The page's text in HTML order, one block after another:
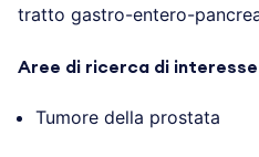
tratto gastro-entero-
Aree di ricerca di interesse
Tumore della prostata